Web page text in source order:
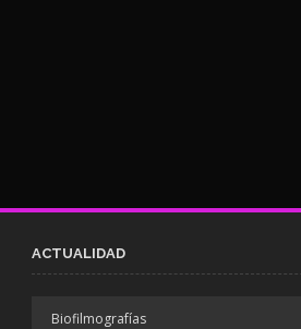
ACTUALIDAD
Biofilmografías